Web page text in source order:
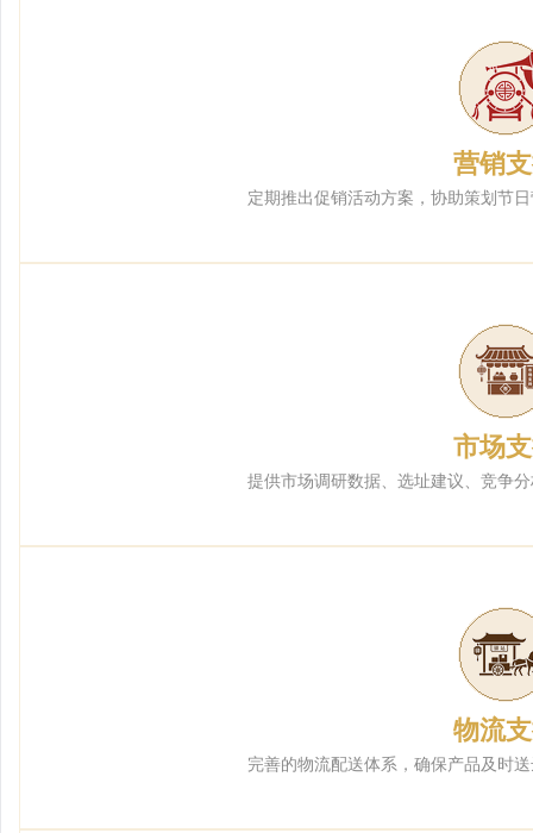
营销
定期推出促销活动方案，协助策划节
市场
提供市场调研数据、选址建议、竞争
物流
完善的物流配送体系，确保产品及时